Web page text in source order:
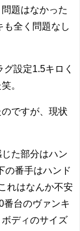
題はなかった
も全く問題なし
設定1.5キロく
。
ですが、現状
た部分はハン
の番手はハンド
れはなんか不安
番台のヴァンキ
ディのサイズ